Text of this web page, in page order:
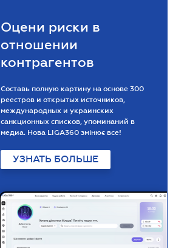
Оцени риски в
отношении
контрагентов
Составь полную картину на основе 300
реестров и открытых источников,
международных и украинских
санкционных списков, упоминаний в
медиа. Нова LIGA360 змінює все!
УЗНАТЬ БОЛЬШЕ